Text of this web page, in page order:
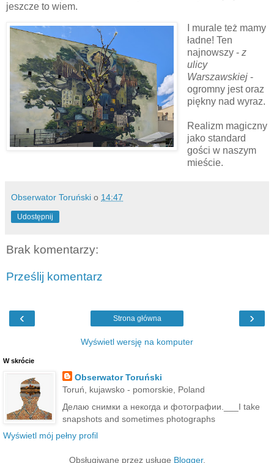
jeszcze to wiem.
I murale też mamy
ładne! Ten
najnowszy - z
ulicy
Warszawskiej-
ogromny jest oraz
piękny nad wyraz.
Realizm magiczny
jako standard
gości w naszym
mieście.
Obserwator Toruński o 14:47
Udostępnij
Brak komentarzy:
Prześlij komentarz
‹ ›
Strona główna
Wyświetl wersję na komputer
W skrócie
Obserwator Toruński
Toruń, kujawsko - pomorskie, Poland
Делаю снимки а некогда и фотографии.___I take
snapshots and sometimes photographs
Wyświetl mój pełny profil
Obsługiwane przez usługę Blogger.